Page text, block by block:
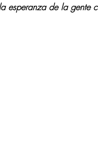
esperanza de la gente